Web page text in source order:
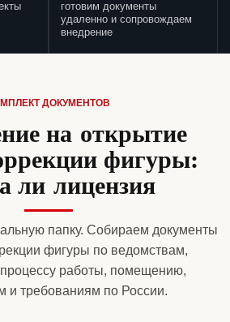
готовим документы
удаленно и сопровождаем
внедрение
ДОКУМЕНТОВ
на открытие
фигуры:
ли лицензия
папку. Собираем документы
фигуры по ведомствам,
работы, помещению,
и требованиям по России.